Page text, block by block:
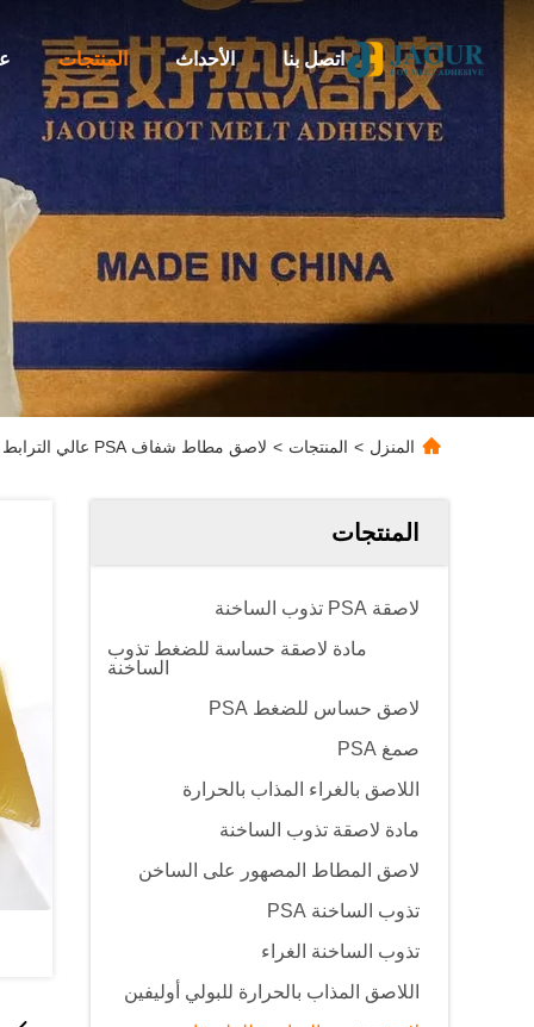
المنتجات الأحداث اتصل بنا
المنزل > المنتجات > لاصق مطاط شفاف PSA عالي الترابط لتسمية الإطارات
المنتجات
لاصقة PSA تذوب الساخنة
مادة لاصقة حساسة للضغط تذوب
الساخنة
لاصق حساس للضغط PSA
صمغ PSA
اللاصق بالغراء المذاب بالحرارة
مادة لاصقة تذوب الساخنة
لاصق المطاط المصهور على الساخن
تذوب الساخنة PSA
تذوب الساخنة الغراء
اللاصق المذاب بالحرارة للبولي أوليفين